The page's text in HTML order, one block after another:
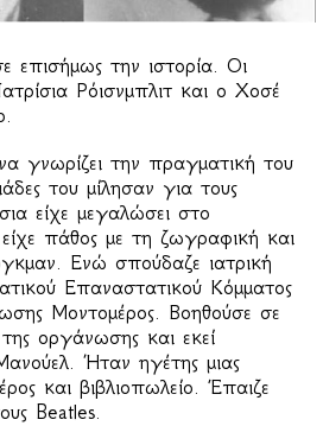
επισήμως την ιστορία. Οι
Ρόισνμπλιτ και ο Χοσέ
γνωρίζει την πραγματική του
του μίλησαν για τους
είχε μεγαλώσει στο
πάθος με τη ζωγραφική και
Ενώ σπούδαζε ιατρική
Επαναστατικού Κόμματος
Μοντομέρος. Βοηθούσε σε
της οργάνωσης και εκεί
Ήταν ηγέτης μιας
και βιβλιοπωλείο. Έπαιζε
Beatles.